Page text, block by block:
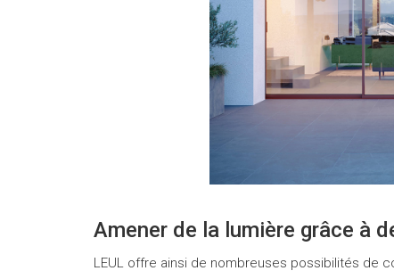
Amener de la lumière grâce à
LEUL offre ainsi de nombreuses possibilités de